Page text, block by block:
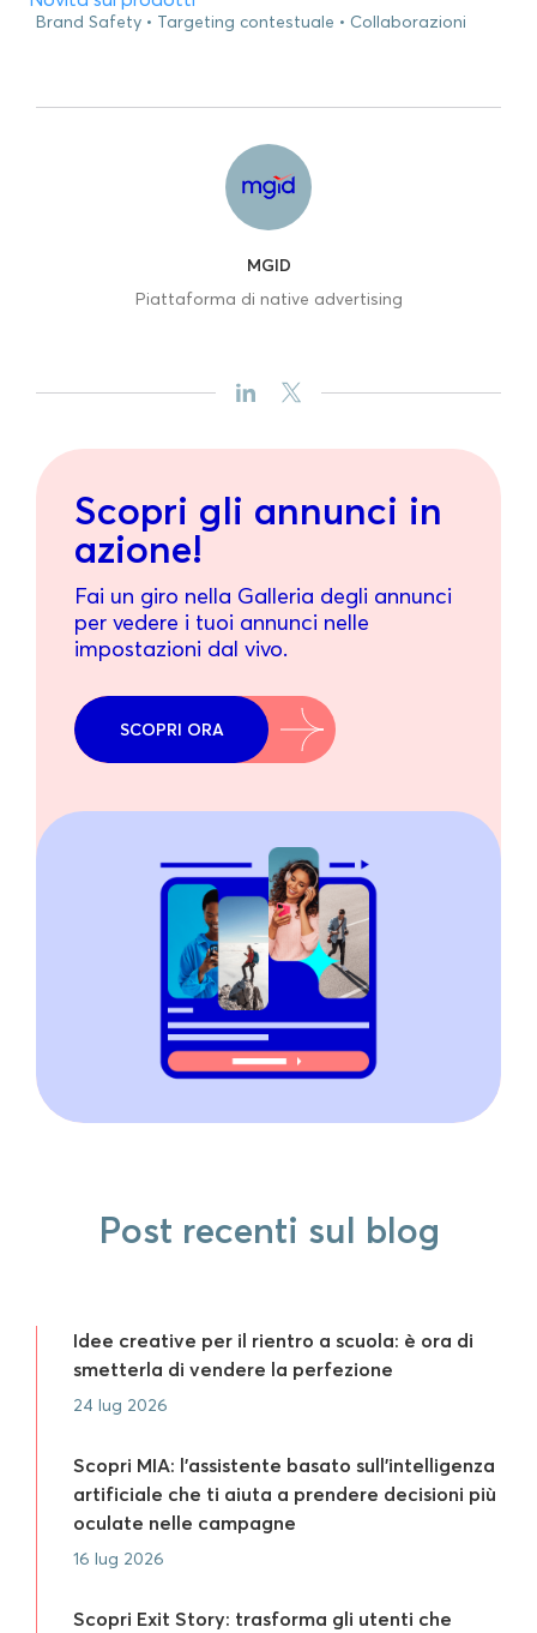
Brand Safety Targeting contestuale Collaborazioni
MGID
Piattaforma di native advertising
Scopri gli annunci in
azione!
Fai un giro nella Galleria degli annunci
per vedere i tuoi annunci nelle
impostazioni dal vivo.
SCOPRI ORA
Post recenti sul blog
Idee creative per il rientro a scuola: è ora di
smetterla di vendere la perfezione
24 lug 2026
Scopri MIA: l’assistente basato sull’intelligenza
artificiale che ti aiuta a prendere decisioni più
oculate nelle campagne
16 lug 2026
Scopri Exit Story: trasforma gli utenti che